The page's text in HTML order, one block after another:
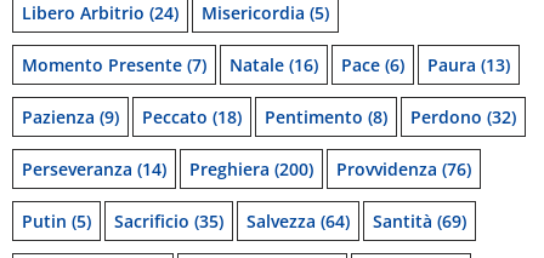
Libero Arbitrio (24) Misericordia (5)
Momento Presente (7) Natale (16) Pace (6) Paura (13)
Pazienza (9) Peccato (18) Pentimento (8) Perdono (32)
Perseveranza (14) Preghiera (200) Provvidenza (76)
Putin (5) Sacrificio (35) Salvezza (64) Santità (69)